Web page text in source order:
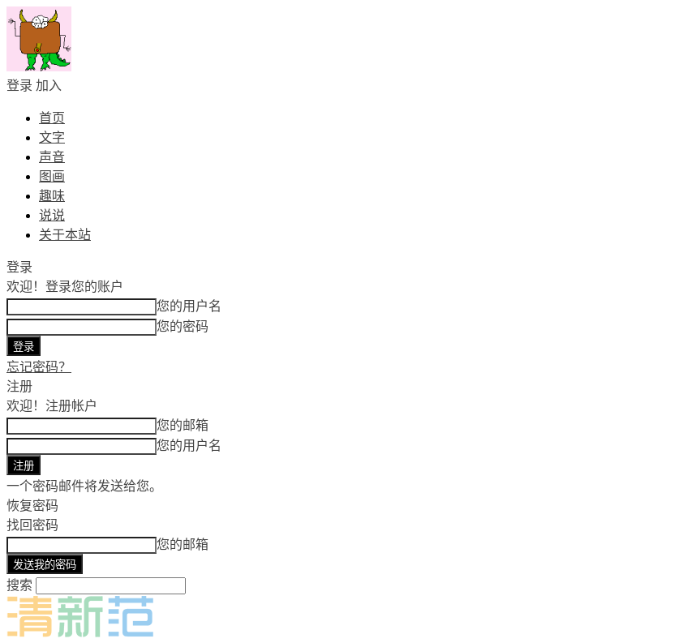
登录 加入
首页
文字
声音
图画
趣味
说说
关于本站
登录
欢迎！ 登录您的账户
您的用户名
您的密码
忘记密码？
注册
欢迎！ 注册帐户
您的邮箱
您的用户名
一个密码邮件将发送给您。
恢复密码
找回密码
您的邮箱
搜索